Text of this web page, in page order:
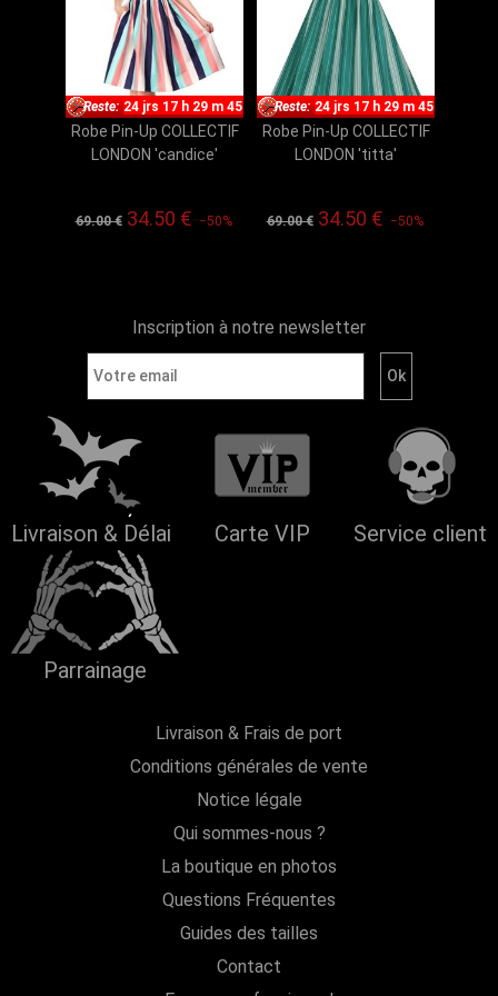
Reste:24 jrs 17 h 29 m 44
Robe Pin-Up COLLECTIF
LONDON 'candice'
69.00 € 34.50 € −50%
Reste:24 jrs 17 h 29 m 44
Robe Pin-Up COLLECTIF
LONDON 'titta'
69.00 € 34.50 € −50%
Inscription à notre newsletter
Livraison & Délai Carte VIP Service client
Parrainage
Livraison & Frais de port
Conditions générales de vente
Notice légale
Qui sommes-nous ?
La boutique en photos
Questions Fréquentes
Guides des tailles
Contact